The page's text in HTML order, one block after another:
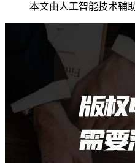
本文由人工智能技术辅